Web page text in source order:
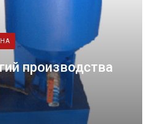
производства